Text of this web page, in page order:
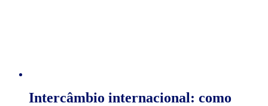
Intercâmbio internacional: como